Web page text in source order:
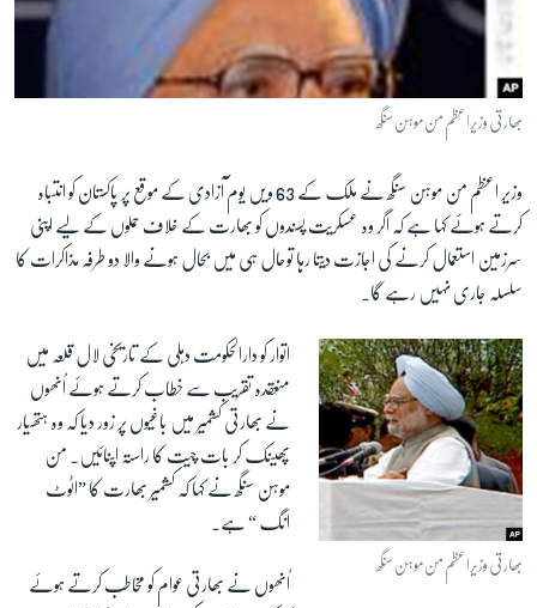
آزادیٔ صحافت
سائنس و ٹیکنالوجی
دلچسپ و عجیب
ویڈیوز
آڈیو
اداریہ
Learning English
FOLLOW US
بھارتی وزیراعظم من موہن سنگھ
وزیر اعظم من موہن سنگھ نے ملک کے 63 ویں یوم آزادی کے موقع پر پاکستان کو انتباہ
کرتے ہوئے کہا ہے کہ اگر وہ عسکریت پسندوں کو بھارت کے خلاف حملوں کے لیے اپنی
سرزمین استعمال کرنے کی اجازت دیتا رہا توحال ہی میں بحال ہونے والا دو طرفہ مذاکرات کا
سلسلہ جاری نہیں رہے گا۔
بھارتی وزیراعظم من موہن سنگھ
اتوار کو دارالحکومت دہلی کے تاریخی لال قلعہ میں
منعقدہ تقریب سے خطاب کرتے ہوئے اُنھوں
نے بھارتی کشمیر میں باغیوں پر زور دیا کہ وہ ہتھیار
پھینک کر بات چیت کا راستہ اپنائیں۔ من
موہن سنگھ نے کہا کہ کشمیر بھارت کا ”اٹوٹ
انگ “ ہے۔
اُنھوں نے بھارتی عوام کو مخاطب کرتے ہوئے